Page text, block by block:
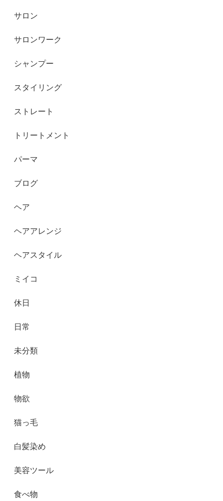
サロン
サロンワーク
シャンプー
スタイリング
ストレート
トリートメント
パーマ
ブログ
ヘア
ヘアアレンジ
ヘアスタイル
ミイコ
休日
日常
未分類
植物
物欲
猫っ毛
白髪染め
美容ツール
食べ物